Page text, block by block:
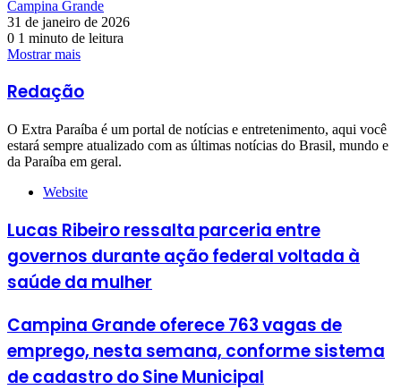
Campina Grande
31 de janeiro de 2026
0 1 minuto de leitura
Mostrar mais
Redação
O Extra Paraíba é um portal de notícias e entretenimento, aqui você
estará sempre atualizado com as últimas notícias do Brasil, mundo e
da Paraíba em geral.
Website
Lucas Ribeiro ressalta parceria entre
governos durante ação federal voltada à
saúde da mulher
Campina Grande oferece 763 vagas de
emprego, nesta semana, conforme sistema
de cadastro do Sine Municipal